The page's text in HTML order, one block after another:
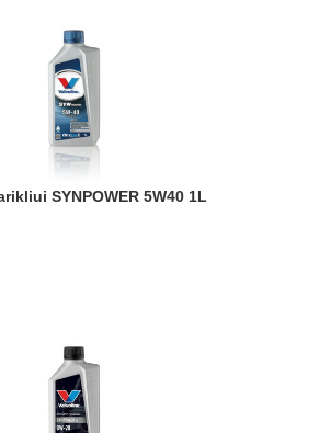
SYNPOWER 5W40 1L